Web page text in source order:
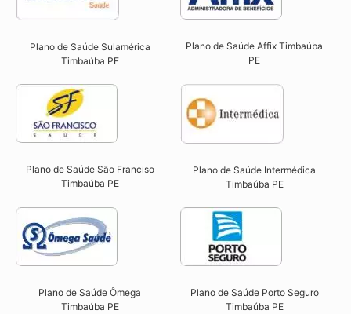
Plano de Saúde Sulamérica
Timbaúba PE
Plano de Saúde Affix Timbaúba
PE​
Plano de Saúde São Franciso
Timbaúba PE​
Plano de Saúde Intermédica
Timbaúba PE​
Plano de Saúde Ômega
Timbaúba PE​
Plano de Saúde Porto Seguro
Timbaúba PE​